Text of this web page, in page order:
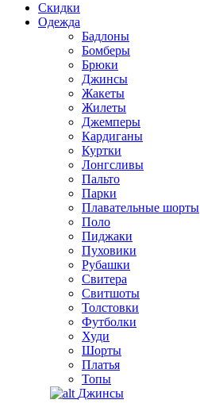
Скидки
Одежда
Бадлоны
Бомберы
Брюки
Джинсы
Жакеты
Жилеты
Джемперы
Кардиганы
Куртки
Лонгсливы
Пальто
Парки
Плавательные шорты
Поло
Пиджаки
Пуховики
Рубашки
Свитера
Свитшоты
Толстовки
Футболки
Худи
Шорты
Платья
Топы
Джинсы